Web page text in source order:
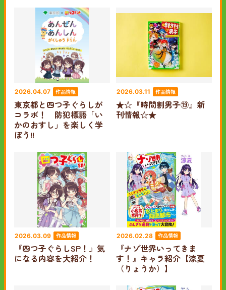
2026.04.07 作品情報
東京都と四つ子ぐらしが
コラボ！ 防犯標語「い
かのおすし」を楽しく学
ぼう!!
2026.03.11 作品情報
★☆『時間割男子⑲』新
刊情報☆★
2026.03.09 作品情報
『四つ子ぐらしSP！』気
になる内容を大紹介！
2026.02.28 作品情報
『ナゾ世界いってきま
す！』キャラ紹介【涼夏
（りょうか）】